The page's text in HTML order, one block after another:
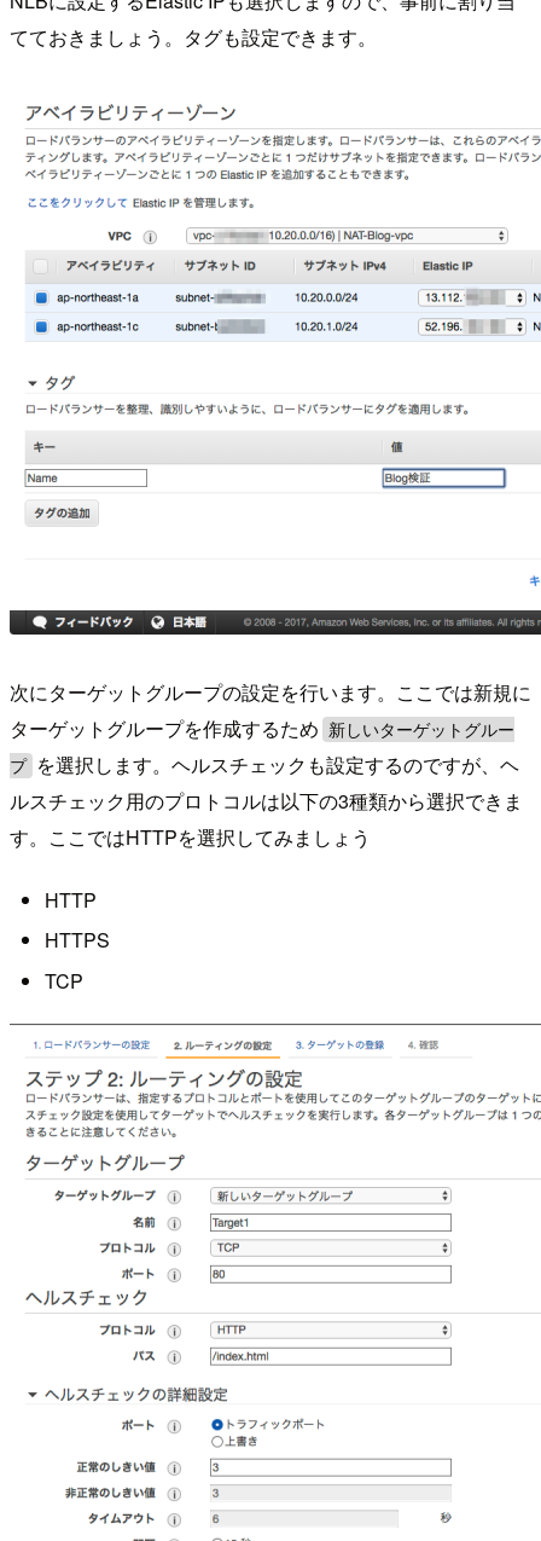
てておきましょう。タグも設定できます。
次にターゲットグループの設定を行います。ここでは新規に
ターゲットグループを作成するため
新しいターゲットグルー
プ
を選択します。ヘルスチェックも設定するのですが、ヘ
ルスチェック用のプロトコルは以下の3種類から選択できま
す。ここではHTTPを選択してみましょう
HTTP
HTTPS
TCP